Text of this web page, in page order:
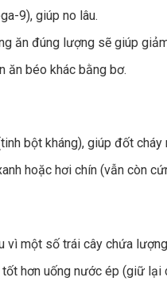
9), giúp no lâu.
ăn đúng lượng sẽ giúp
ăn béo khác bằng bơ.
bột kháng), giúp đốt
hoặc hơi chín (vẫn còn
vì một số trái cây chứa
hơn uống nước ép (giữ lại